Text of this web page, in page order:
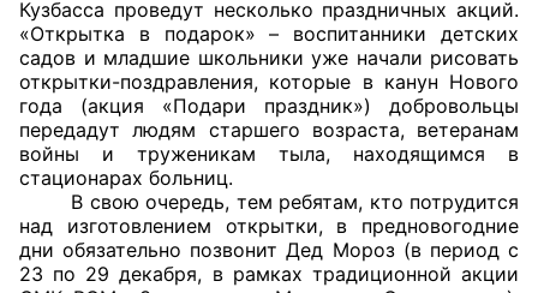
Главная
Общественные советы
Общественные советы при территориальных
органах федеральных органов
исполнительной власти
Общественные советы по проведению
Кузбасса проведут несколько праздничных акций.
«Открытка в подарок» – воспитанники детских
садов и младшие школьники уже начали рисовать
открытки-поздравления, которые в канун Нового
года (акция «Подари праздник») добровольцы
передадут людям старшего возраста, ветеранам
войны и труженикам тыла, находящимся в
стационарах больниц.
В свою очередь, тем ребятам, кто потрудится
над изготовлением открытки, в предновогодние
дни обязательно позвонит Дед Мороз (в период с
23 по 29 декабря, в рамках традиционной акции